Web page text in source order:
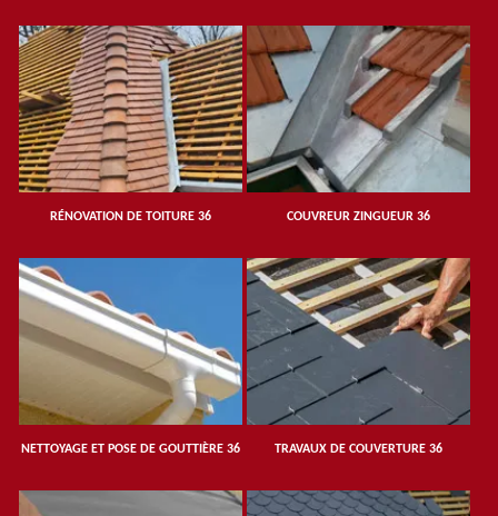
RÉNOVATION DE TOITURE 36 COUVREUR ZINGUEUR 36
NETTOYAGE ET POSE DE GOUTTIÈRE 36 TRAVAUX DE COUVERTURE 36